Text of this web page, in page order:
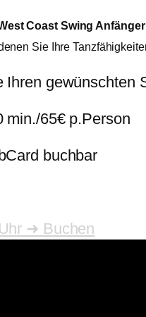
Coast Swing Anfänger
Sie Ihre
Ihren gewünschten
min./65€ p.Person
buchbar
➜ Buchen